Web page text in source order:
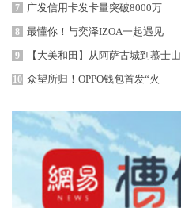
7 广发信用卡发卡量突破8000万
8 最懂你！与奕泽IZOA一起遇见
9 【大美和田】从阿萨古城到慕士山
10 众望所归！OPPO钱包首发“火